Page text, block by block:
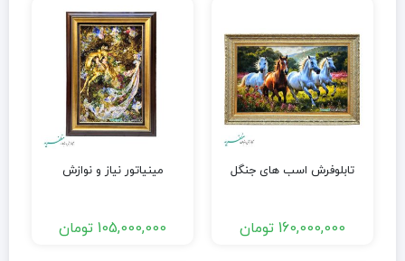
تابلوفرش اسب های جنگل
160,000,000 تومان
مینیاتور نیاز و نوازش
105,000,000 تومان